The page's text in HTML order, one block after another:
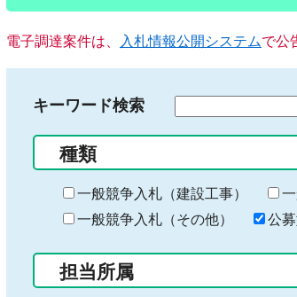
電子調達案件は、 入札情報公開システムで公
キーワード検索
る
キ
ー
ー
種類
一般競争入札（建設工事）
一般競争入札（その他）
公
担当所属